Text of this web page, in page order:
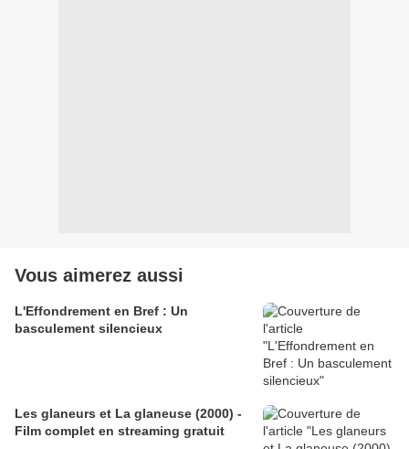
Vous aimerez aussi
L'Effondrement en Bref : Un
basculement silencieux
Les glaneurs et La glaneuse (2000) -
Film complet en streaming gratuit